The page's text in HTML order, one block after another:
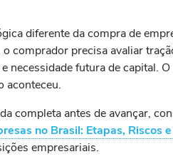
diferente da compra de
comprador precisa avaliar
necessidade futura de capital.
aconteceu.
completa antes de avançar,
no Brasil: Etapas, Riscos
empresariais.